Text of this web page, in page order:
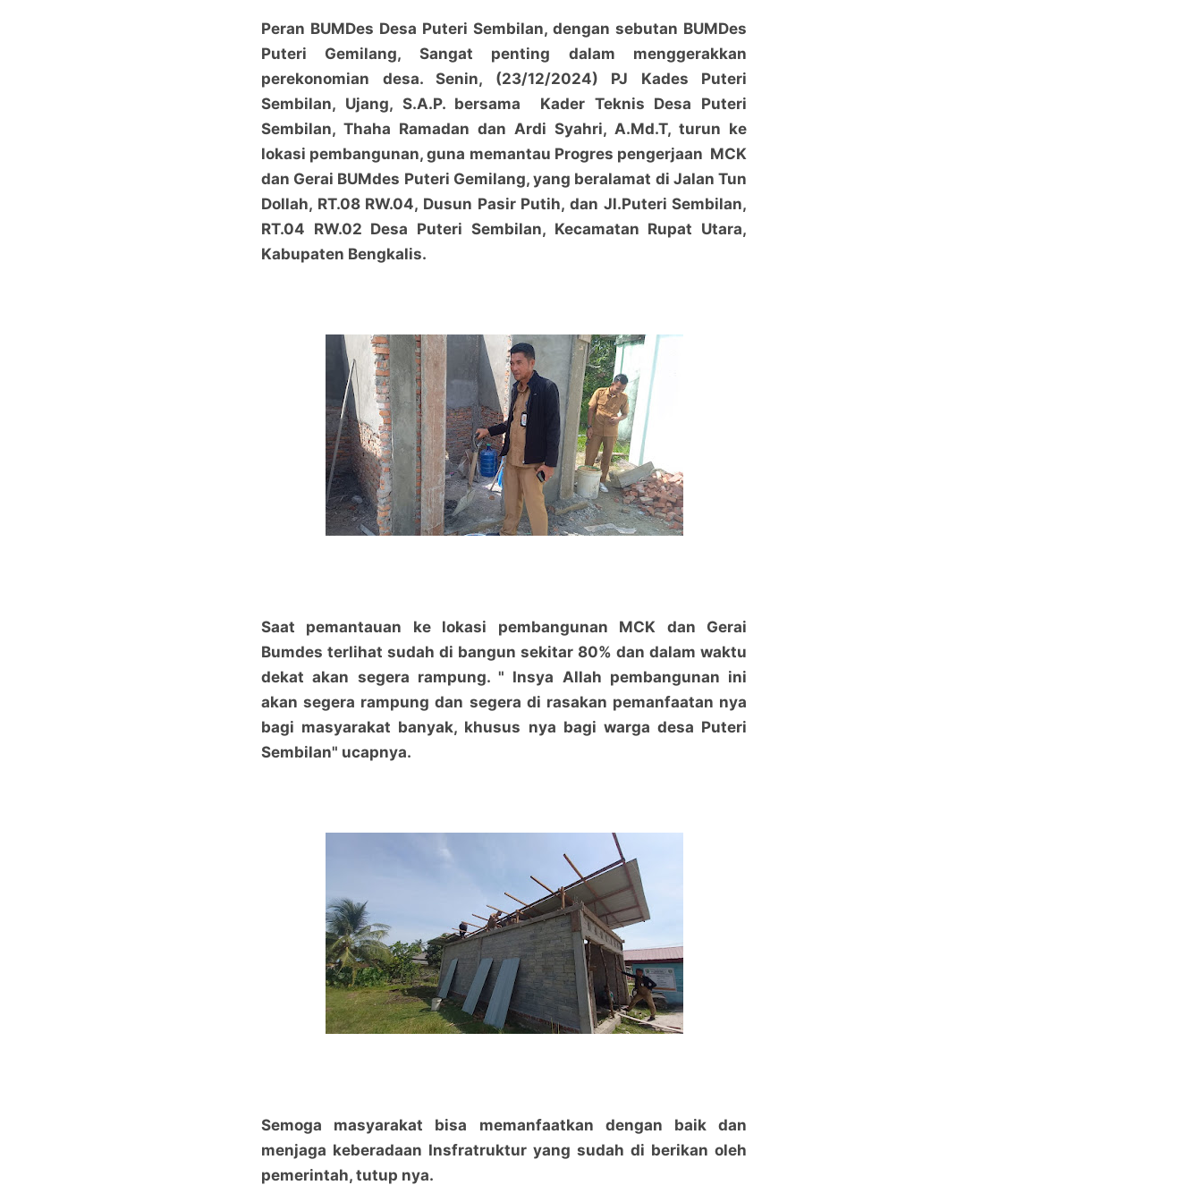
Peran BUMDes Desa Puteri Sembilan, dengan sebutan BUMDes
Puteri Gemilang, Sangat penting dalam menggerakkan
perekonomian desa. Senin, (23/12/2024) PJ Kades Puteri
Sembilan, Ujang, S.A.P. bersama Kader Teknis Desa Puteri
Sembilan, Thaha Ramadan dan Ardi Syahri, A.Md.T, turun ke
lokasi pembangunan, guna memantau Progres pengerjaan MCK
dan Gerai BUMdes Puteri Gemilang, yang beralamat di Jalan Tun
Dollah, RT.08 RW.04, Dusun Pasir Putih, dan Jl.Puteri Sembilan,
RT.04 RW.02 Desa Puteri Sembilan, Kecamatan Rupat Utara,
Kabupaten Bengkalis.
Saat pemantauan ke lokasi pembangunan MCK dan Gerai
Bumdes terlihat sudah di bangun sekitar 80% dan dalam waktu
dekat akan segera rampung. " Insya Allah pembangunan ini
akan segera rampung dan segera di rasakan pemanfaatan nya
bagi masyarakat banyak, khusus nya bagi warga desa Puteri
Sembilan" ucapnya.
Semoga masyarakat bisa memanfaatkan dengan baik dan
menjaga keberadaan Insfratruktur yang sudah di berikan oleh
pemerintah, tutup nya.